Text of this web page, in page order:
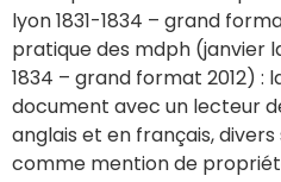
lyon 1831-1834 – grand
pratique des mdph (janvier
1834 – grand format 2012) :
document avec un lecteur
anglais et en français,
comme mention de